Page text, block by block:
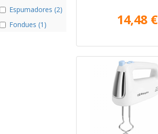
Espumadores (2)
Fondues (1)
14,48 €